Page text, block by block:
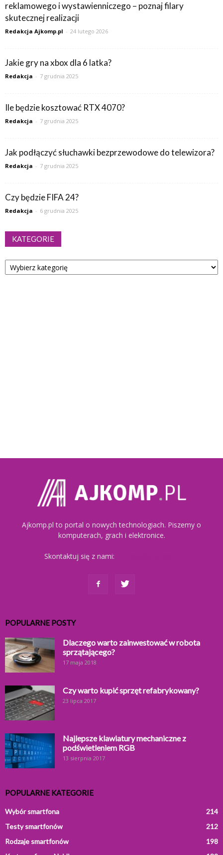
reklamowego i wystawienniczego – poznaj filary
skutecznej realizacji
Redakcja Ajkomp.pl - 24 lutego 2026
Jakie gry na xbox dla 6 latka?
Redakcja - 7 grudnia 2025
Ile będzie kosztować RTX 4070?
Redakcja - 7 grudnia 2025
Jak podłączyć słuchawki bezprzewodowe do telewizora?
Redakcja - 7 grudnia 2025
Czy będzie FIFA 24?
Redakcja - 6 grudnia 2025
KATEGORIE
Kategorie
Ajkomp.pl to portal o nowych technologiach. Piszemy o
komputerach, grach i elektronice.
Skontaktuj się z nami:
POPULARNE POSTY
Dlaczego warto zainwestować w robota
sprzątającego?
17 maja 2018
Czy warto kupić sprzęt refabrykowany?
23 lipca 2017
Najlepsze klawiatury mechaniczne z
podświetleniem RGB
13 sierpnia 2017
POPULARNE KATEGORIE
Wybór smartfona
214
Testy smartfonów
212
Rodzaje smartfonów
198